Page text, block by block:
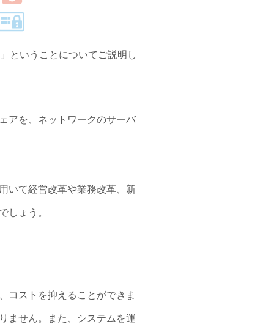
ということについてご説明し
アを、ネットワークのサーバ
いて経営改革や業務改革、新
しょう。
コストを抑えることができま
ません。また、システムを運